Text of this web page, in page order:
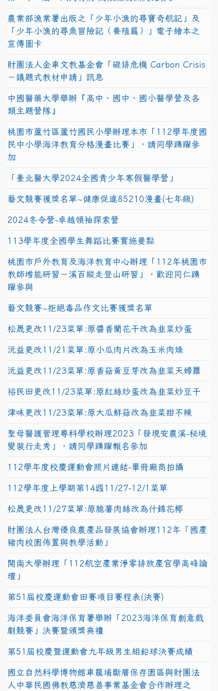
農業部漁業署出版之「少年小漁的尋寶奇航記」及
「少年小漁的尋魚冒險記（養殖篇）」電子繪本之
宣傳圖卡
財團法人金車文教基金會「碳排危機 Carbon Crisis
－議題式教材申請」訊息
中國醫藥大學舉辦『高中、國中、國小醫學營及各
類主題營隊』
桃園市蘆竹區蘆竹國民小學辦理本市「112學年度國
民中小學海洋教育分格漫畫比賽」，請同學踴躍參
加
「臺北醫大學2024全國青少年寒假醫學營」
藝文競賽獲獎名單~健康促進85210漫畫(七年級)
2024冬令營-卓越領袖探索營
113學年度全國學生舞蹈比賽實施要點
桃園市戶外教育及海洋教育中心辦理「112年桃園市
教師增能研習－溪百縱走登山研習」，歡迎同仁踴
躍參與
藝文競賽~拒絕毒品作文比賽獲獎名單
松晟更改11/23菜單:原醬香蘭花干改為韭菜炒蛋
沅益更改11/21菜單:原小瓜肉片改為玉米肉燥
沅益更改11/23菜單:原香菇黃豆芽改為韭菜天婦羅
裕民田更改11/23菜單:原紅絲炒蛋改為韭菜炒豆干
津味更改11/23菜單:原大瓜鮮菇改為韭菜甜不辣
聖母醫護管理專科學校辦理2023「發現安農溪-秘境
變裝行走秀」，請同學踴躍報名參加
112學年度校慶運動會照片連結-畢冊廠商拍攝
112學年度上學期第14週11/27-12/1菜單
松晟更改11/27菜單:原脆薯肉絲改為什錦花椰
財團法人台灣優良農產品發展協會辦理112年「國產
豬肉校園佈置與教學活動」
開南大學辦理「112航空產業淨零排放產官學高峰論
壇」
第51屆校慶運動會田賽項目賽程表(決賽)
海洋委員會海洋保育署舉辦「2023海洋保育創意戲
劇競賽」決賽暨頒獎典禮
第51屆校慶暨運動會九年級男生組鉛球決賽成績
國立自然科學博物館車籠埔斷層保存園區與財團法
人中華民國佛教慈濟慈善事業基金會合作辦理之